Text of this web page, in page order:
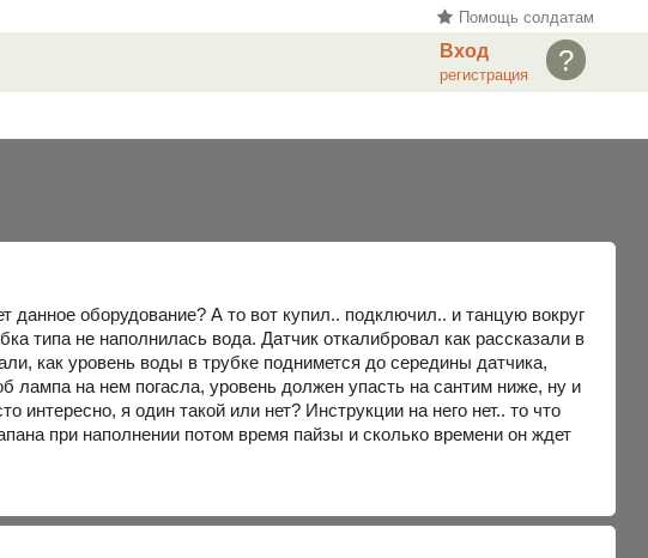
Помощь солдатам
?
Вход
регистрация
оборудование? А то вот купил.. подключил.. и танцую вокруг
типа не наполнилась вода. Датчик откалибровал как рассказали в
как уровень воды в трубке поднимется до середины датчика,
лампа на нем погасла, уровень должен упасть на сантим ниже, ну и
интересно, я один такой или нет? Инструкции на него нет.. то что
при наполнении потом время пайзы и сколько времени он ждет